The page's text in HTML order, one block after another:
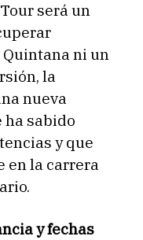
será un
ni un
la
nueva
ha sabido
y que
en la carrera
y fechas